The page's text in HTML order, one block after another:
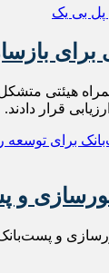
برای
هیئتی
قرار دادند.